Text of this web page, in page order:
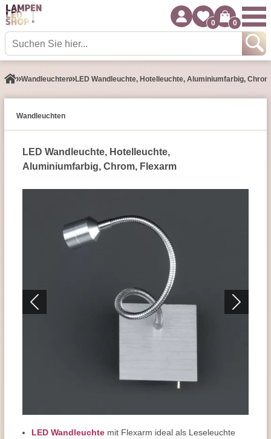
0 0
Wand­leuchten LED Wandleuchte, Hotelleuchte, Aluminiumfarbig,
Wand­leuchten
LED Wandleuchte, Hotelleuchte,
Aluminiumfarbig, Chrom, Flexarm
LED Wandleuchte mit Flexarm ideal als Leseleuchte